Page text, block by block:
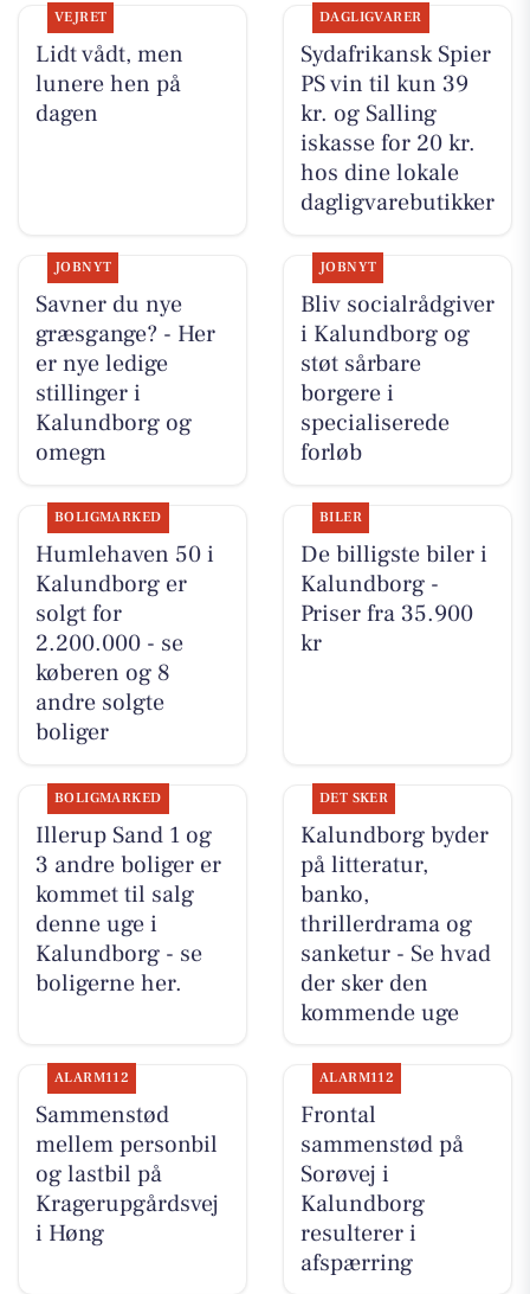
VEJRET
Lidt vådt, men
lunere hen på
dagen
DAGLIGVARER
Sydafrikansk Spier
PS vin til kun 39
kr. og Salling
iskasse for 20 kr.
hos dine lokale
dagligvarebutikker
JOBNYT
Savner du nye
græsgange? - Her
er nye ledige
stillinger i
Kalundborg og
omegn
JOBNYT
Bliv socialrådgiver
i Kalundborg og
støt sårbare
borgere i
specialiserede
forløb
BOLIGMARKED
Humlehaven 50 i
Kalundborg er
solgt for
2.200.000 - se
køberen og 8
andre solgte
boliger
BILER
De billigste biler i
Kalundborg -
Priser fra 35.900
kr
BOLIGMARKED
Illerup Sand 1 og
3 andre boliger er
kommet til salg
denne uge i
Kalundborg - se
boligerne her.
DET SKER
Kalundborg byder
på litteratur,
banko,
thrillerdrama og
sanketur - Se hvad
der sker den
kommende uge
ALARM112
Sammenstød
mellem personbil
og lastbil på
Kragerupgårdsvej
i Høng
ALARM112
Frontal
sammenstød på
Sorøvej i
Kalundborg
resulterer i
afspærring